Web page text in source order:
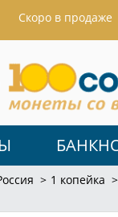
Скоро в продаже
1 копейка